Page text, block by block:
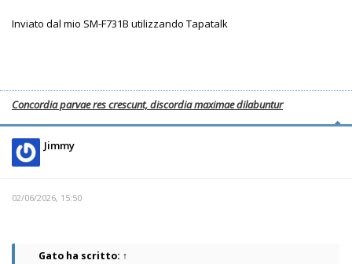
Inviato dal mio SM-F731B utilizzando Tapatalk
Concordia parvae res crescunt, discordia maximae dilabuntur
Jimmy
02/06/2026, 15:50
Gato ha scritto: ↑